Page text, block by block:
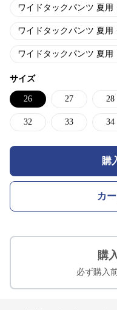
ワイドタックパンツ 夏用
ワイドタックパンツ 夏用
ワイドタックパンツ 夏用
サイズ
26 27 28
32 33 34
購
カ
購
必ず購入